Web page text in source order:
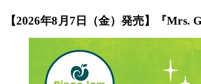
【2026年8月7日（金）発売】『Mrs.